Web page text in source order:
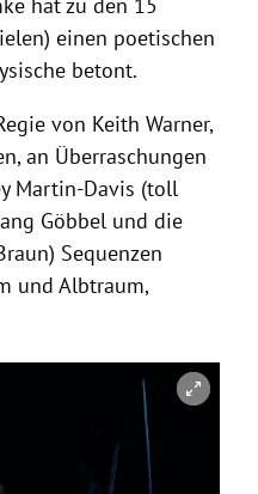
einen poetischen
betont.
von Keith Warner,
an Überraschungen
Martin-Davis (toll
Göbbel und die
) Sequenzen
und Albtraum,